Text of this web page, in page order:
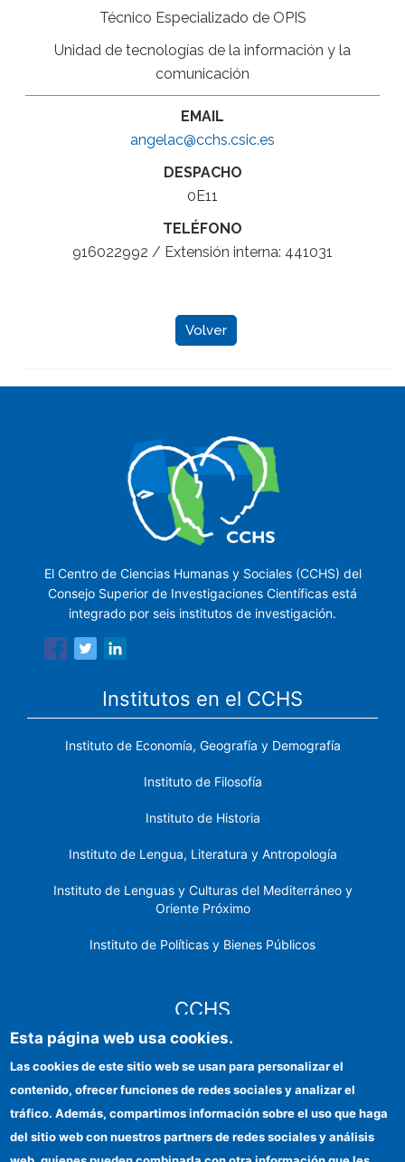
Técnico Especializado de OPIS
Unidad de tecnologías de la información y la
comunicación
EMAIL
angelac@cchs.csic.es
DESPACHO
0E11
TELÉFONO
916022992 / Extensión interna: 441031
Volver
El Centro de Ciencias Humanas y Sociales (CCHS) del
Consejo Superior de Investigaciones Científicas está
integrado por seis institutos de investigación.
Institutos en el CCHS
Instituto de Economía, Geografía y Demografía
Instituto de Filosofía
Instituto de Historia
Instituto de Lengua, Literatura y Antropología
Instituto de Lenguas y Culturas del Mediterráneo y
Oriente Próximo
Instituto de Políticas y Bienes Públicos
CCHS
Identidad institucional
Esta página web usa cookies.
Las cookies de este sitio web se usan para personalizar el
contenido, ofrecer funciones de redes sociales y analizar el
tráfico. Además, compartimos información sobre el uso que haga
del sitio web con nuestros partners de redes sociales y análisis